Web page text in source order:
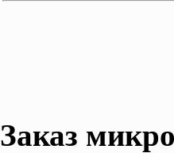
Заказ